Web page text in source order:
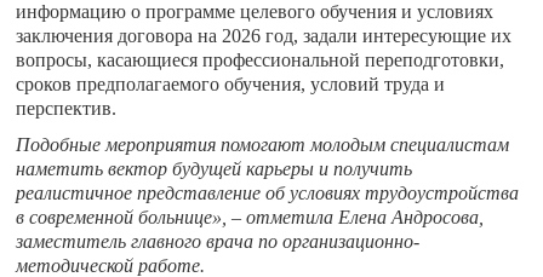
информацию о программе целевого обучения и условиях
заключения договора на 2026 год, задали интересующие их
вопросы, касающиеся профессиональной переподготовки,
сроков предполагаемого обучения, условий труда и
перспектив.
Подобные мероприятия помогают молодым специалистам
наметить вектор будущей карьеры и получить
реалистичное представление об условиях трудоустройства
в современной больнице», – отметила Елена Андросова,
заместитель главного врача по организационно-
методической работе.